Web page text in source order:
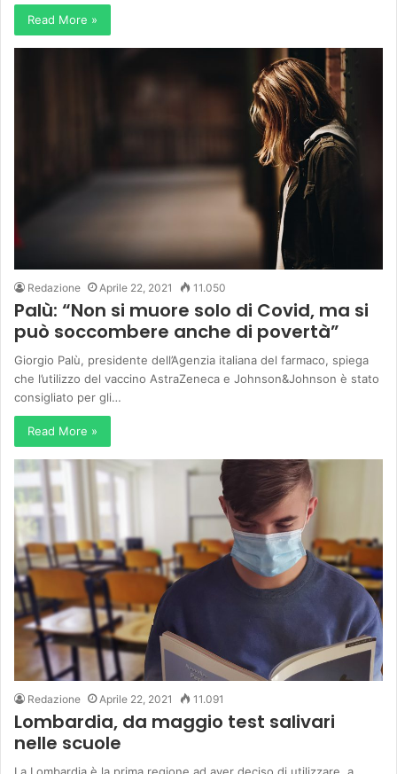
Read More »
Redazione Aprile 22, 2021 11.050
Palù: “Non si muore solo di Covid, ma si
può soccombere anche di povertà”
Giorgio Palù, presidente dell’Agenzia italiana del farmaco, spiega
che l’utilizzo del vaccino AstraZeneca e Johnson&Johnson è stato
consigliato per gli…
Read More »
Redazione Aprile 22, 2021 11.091
Lombardia, da maggio test salivari
nelle scuole